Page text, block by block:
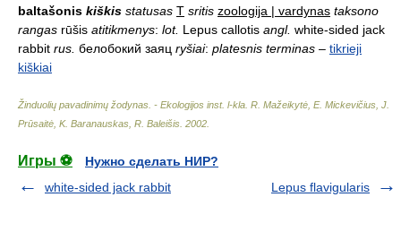
baltašonis kiškis statusas T sritis zoologija | vardynas taksono
rangas rūšis atitikmenys: lot. Lepus callotis angl. white-sided jack
rabbit rus. белобокий заяц ryšiai: platesnis terminas – tikrieji
kiškiai
Žinduolių pavadinimų žodynas. - Ekologijos inst. l-kla R. Mažeikytė, E. Mickevičius, J.
Prūsaitė, K. Baranauskas, R. Baleišis 2002
Игры ⚽
Нужно сделать НИР?
white-sided jack rabbit
Lepus flavigularis